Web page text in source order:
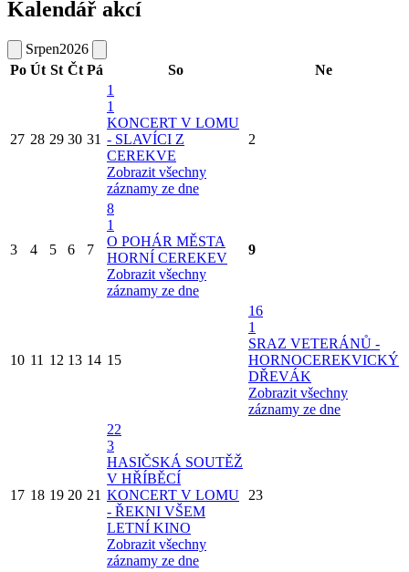
Kalendář akcí
Srpen2026
Po Út St Čt Pá So Ne
27 28 29 30 31
1
1
KONCERT V LOMU
- SLAVÍCI Z
CEREKVE
Zobrazit všechny
záznamy ze dne
2
3 4 5 6 7
8
1
O POHÁR MĚSTA
HORNÍ CEREKEV
Zobrazit všechny
záznamy ze dne
9
10 11 12 13 14 15
16
1
SRAZ VETERÁNŮ -
HORNOCEREKVICKÝ
DŘEVÁK
Zobrazit všechny
záznamy ze dne
17 18 19 20 21
22
3
HASIČSKÁ SOUTĚŽ
V HŘÍBĚCÍ
KONCERT V LOMU
- ŘEKNI VŠEM
LETNÍ KINO
Zobrazit všechny
záznamy ze dne
23